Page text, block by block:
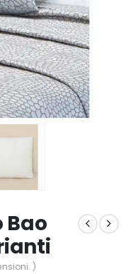
Bao
)